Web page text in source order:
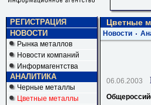
РЕГИСТРАЦИЯ
НОВОСТИ
Рынка металлов
Новости компаний
Информагентства
АНАЛИТИКА
Черные металлы
Цветные металлы
Цветные
Новости
06.06.2003